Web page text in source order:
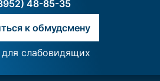
48-85-35
к обмудсмену
слабовидящих